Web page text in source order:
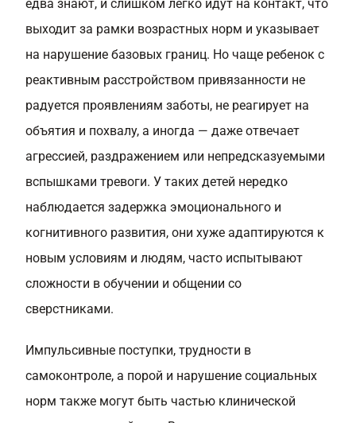
едва знают, и слишком легко идут на контакт, что
выходит за рамки возрастных норм и указывает
на нарушение базовых границ. Но чаще ребенок с
реактивным расстройством привязанности не
радуется проявлениям заботы, не реагирует на
объятия и похвалу, а иногда — даже отвечает
агрессией, раздражением или непредсказуемыми
вспышками тревоги. У таких детей нередко
наблюдается задержка эмоционального и
когнитивного развития, они хуже адаптируются к
новым условиям и людям, часто испытывают
сложности в обучении и общении со
сверстниками.
Импульсивные поступки, трудности в
самоконтроле, а порой и нарушение социальных
норм также могут быть частью клинической